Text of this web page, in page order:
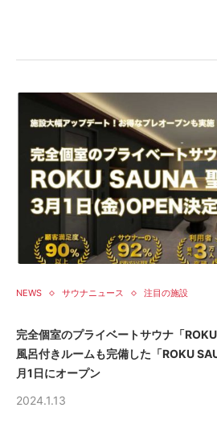
NEWS サウナニュース 注目の施設
完全個室のプライベートサウナ「
風呂付きルームも完備した「ROKU
月1日にオープン
2024.1.13